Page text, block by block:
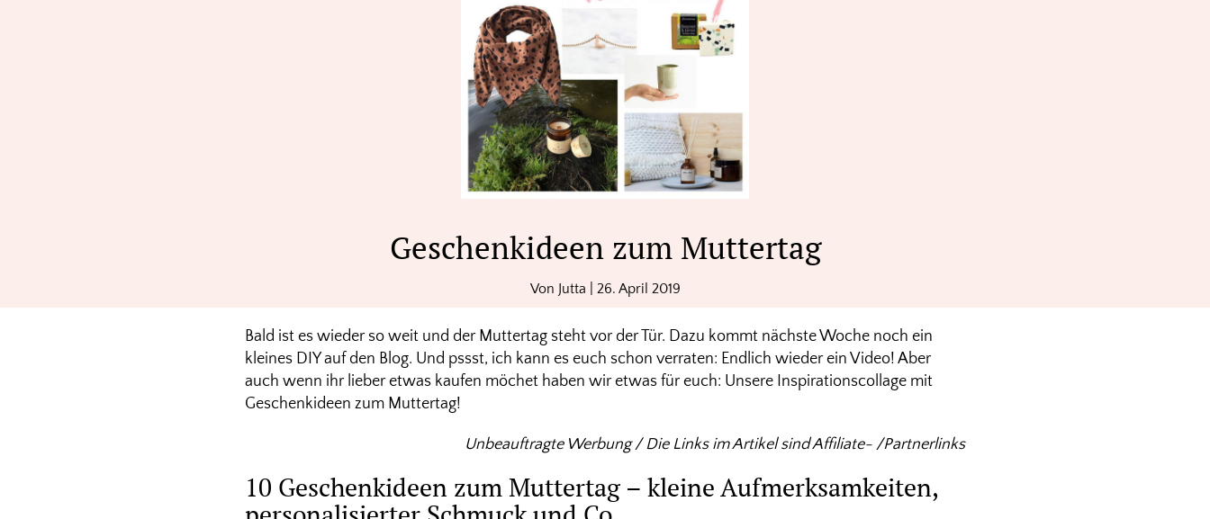
Geschenkideen zum Muttertag
Von Jutta 26. April 2019
Bald ist es wieder so weit und der Muttertag steht vor der Tür. Dazu kommt nächste Woche noch ein
kleines DIY auf den Blog. Und pssst, ich kann es euch schon verraten: Endlich wieder ein Video! Aber
auch wenn ihr lieber etwas kaufen möchet haben wir etwas für euch: Unsere Inspirationscollage mit
Geschenkideen zum Muttertag!
Unbeauftragte Werbung / Die Links im Artikel sind Affiliate- /Partnerlinks
10 Geschenkideen zum Muttertag – kleine Aufmerksamkeiten,